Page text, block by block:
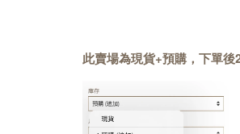
此賣場為現貨+預購，下單後